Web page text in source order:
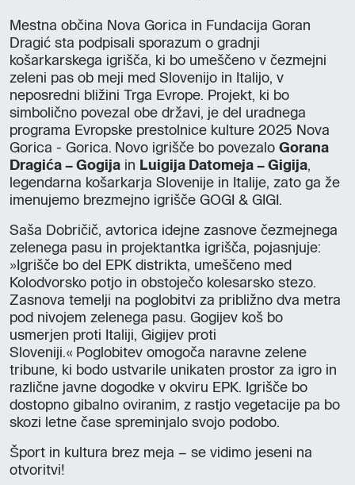
Mestna občina Nova Gorica in Fundacija Goran
Dragić sta podpisali sporazum o gradnji
košarkarskega igrišča, ki bo umeščeno v čezmejni
zeleni pas ob meji med Slovenijo in Italijo, v
neposredni bližini Trga Evrope. Projekt, ki bo
simbolično povezal obe državi, je del uradnega
programa Evropske prestolnice kulture 2025 Nova
Gorica - Gorica. Novo igrišče bo povezalo Gorana
Dragića – Gogija in Luigija Datomeja – Gigija,
legendarna košarkarja Slovenije in Italije, zato ga že
imenujemo brezmejno igrišče GOGI & GIGI.
Saša Dobričič, avtorica idejne zasnove čezmejnega
zelenega pasu in projektantka igrišča, pojasnjuje:
»Igrišče bo del EPK distrikta, umeščeno med
Kolodvorsko potjo in obstoječo kolesarsko stezo.
Zasnova temelji na poglobitvi za približno dva metra
pod nivojem zelenega pasu. Gogijev koš bo
usmerjen proti Italiji, Gigijev proti
Sloveniji.« Poglobitev omogoča naravne zelene
tribune, ki bodo ustvarile unikaten prostor za igro in
različne javne dogodke v okviru EPK. Igrišče bo
dostopno gibalno oviranim, z rastjo vegetacije pa bo
skozi letne čase spreminjalo svojo podobo.
Šport in kultura brez meja – se vidimo jeseni na
otvoritvi!